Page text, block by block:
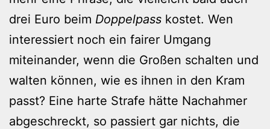
drei Euro beim Doppelpass kostet. Wen
interessiert noch ein fairer Umgang
miteinander, wenn die Großen schalten und
walten können, wie es ihnen in den Kram
passt? Eine harte Strafe hätte Nachahmer
abgeschreckt, so passiert gar nichts, die